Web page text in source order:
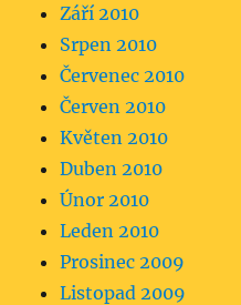
Září 2010
Srpen 2010
Červenec 2010
Červen 2010
Květen 2010
Duben 2010
Únor 2010
Leden 2010
Prosinec 2009
Listopad 2009